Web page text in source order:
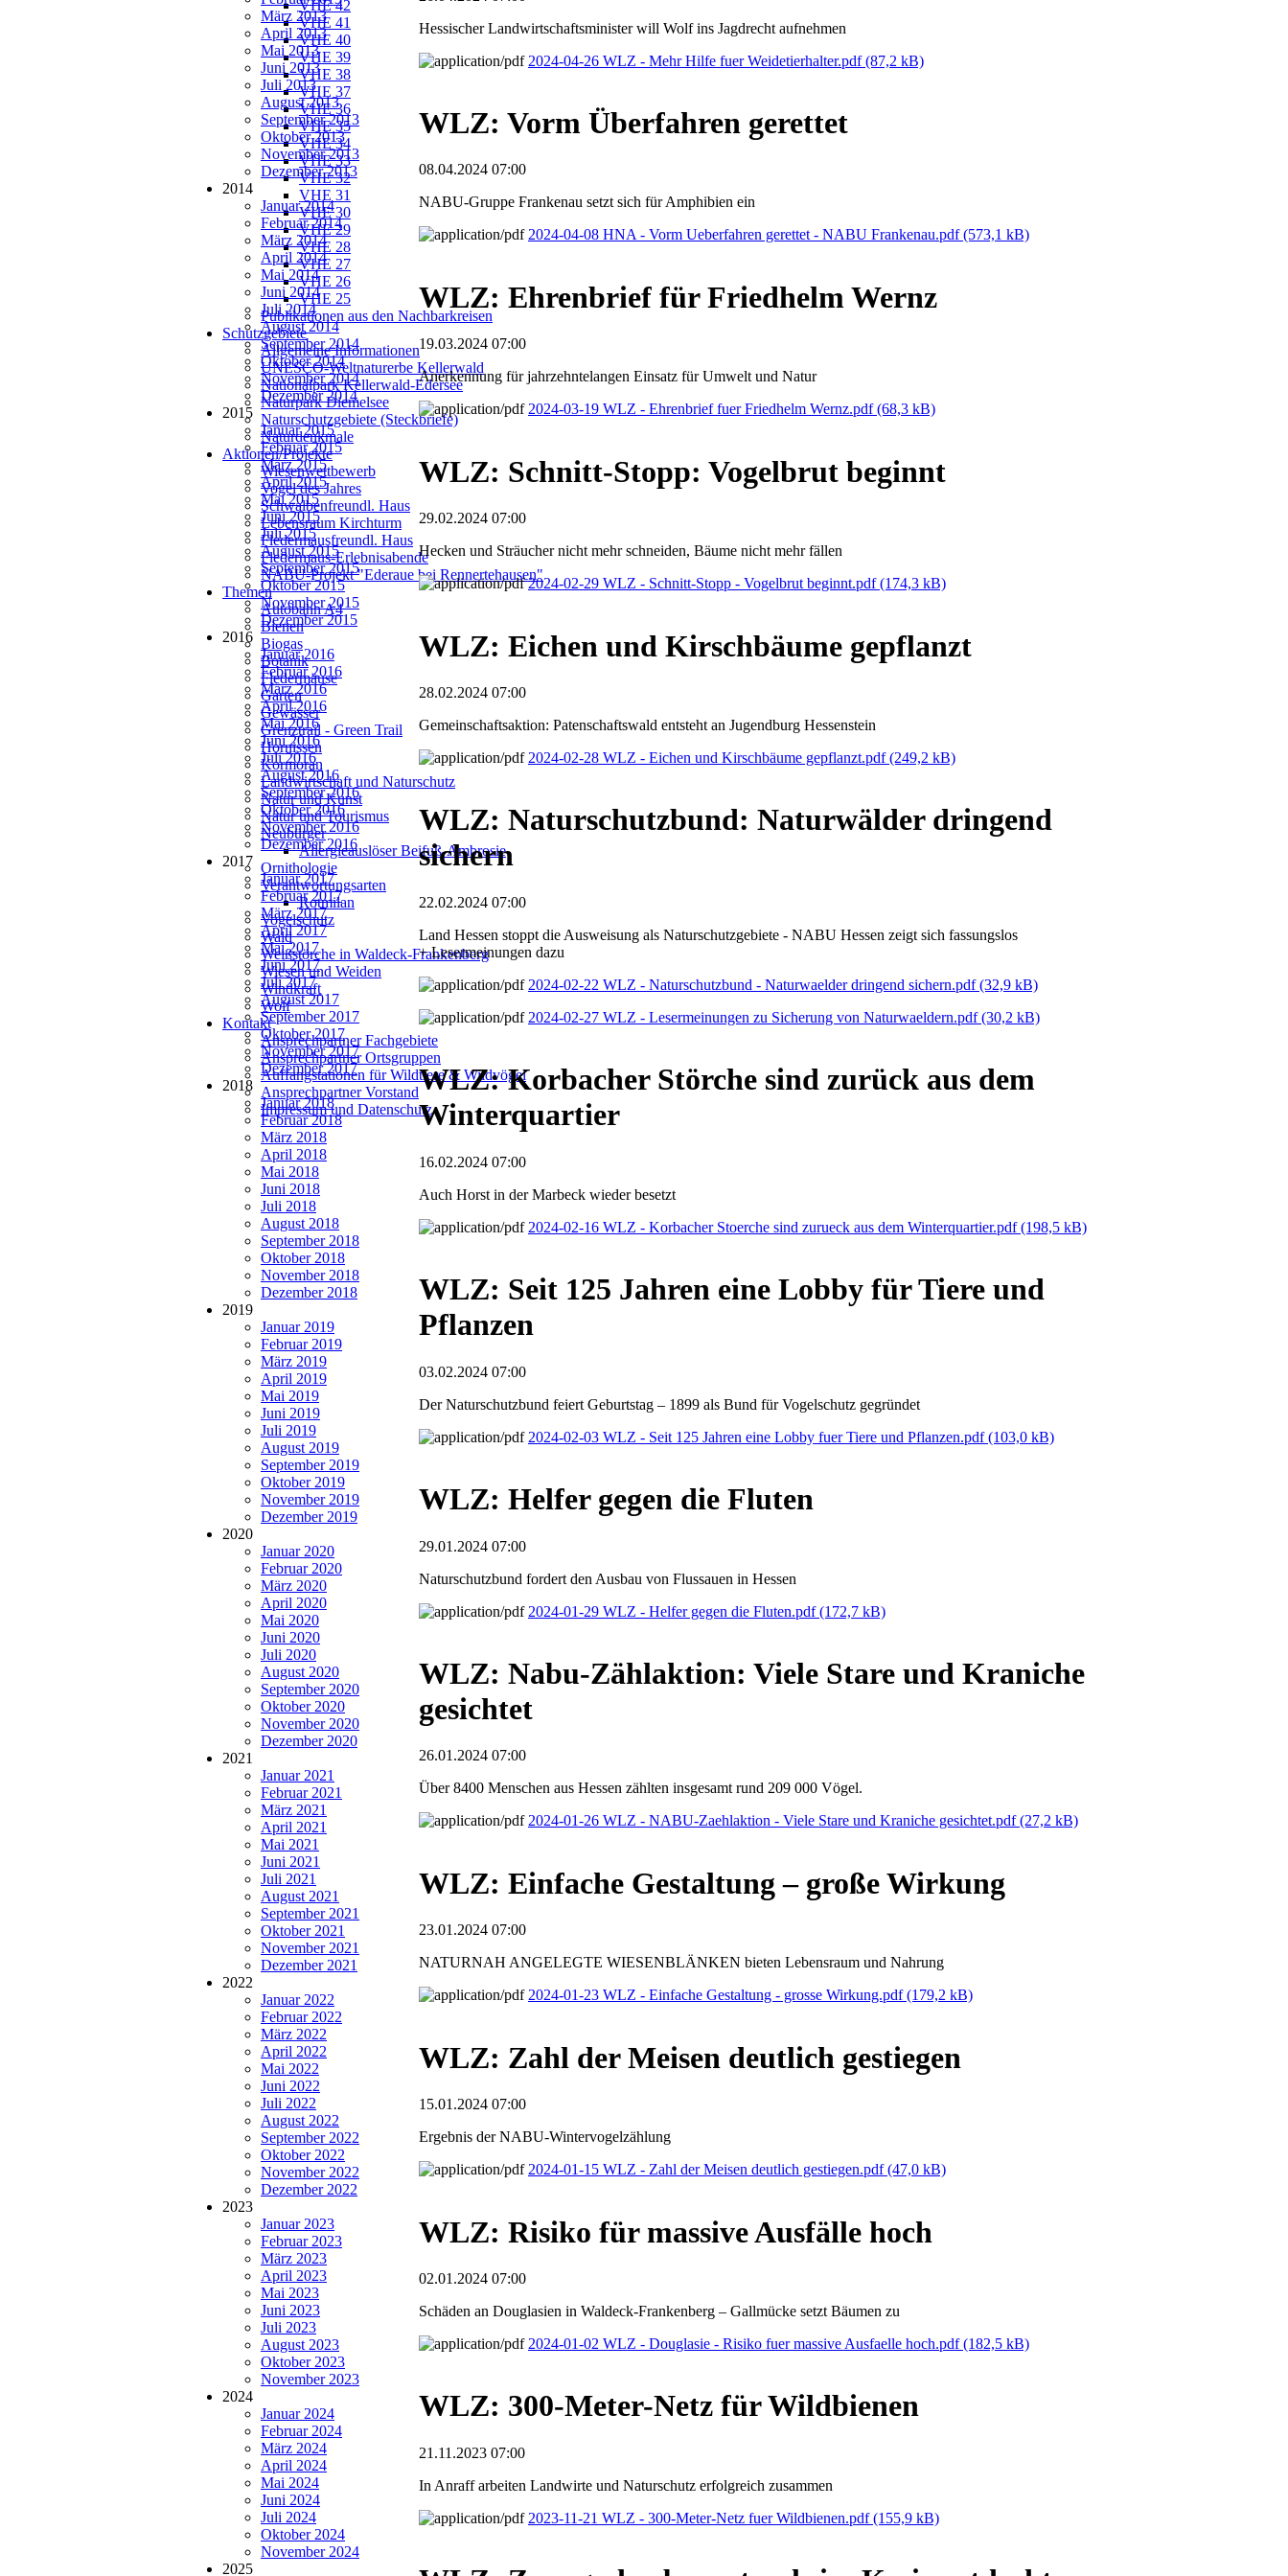
VHE 42
VHE 41
VHE 40
VHE 39
VHE 38
VHE 37
VHE 36
VHE 35
VHE 34
VHE 33
VHE 32
VHE 31
VHE 30
VHE 29
VHE 28
VHE 27
VHE 26
VHE 25
Publikationen aus den Nachbarkreisen
Schutzgebiete
Allgemeine Informationen
UNESCO-Weltnaturerbe Kellerwald
Nationalpark Kellerwald-Edersee
Naturpark Diemelsee
Naturschutzgebiete (Steckbriefe)
Naturdenkmale
Aktionen/Projekte
Wiesenwettbewerb
Vogel des Jahres
Schwalbenfreundl. Haus
Lebensraum Kirchturm
Fledermausfreundl. Haus
Fledermaus-Erlebnisabende
NABU-Projekt "Ederaue bei Rennertehausen"
Themen
Autobahn A4
Bienen
Biogas
Botanik
Fledermäuse
Garten
Gewässer
Grenztrail - Green Trail
Hornissen
Kormoran
Landwirtschaft und Naturschutz
Natur und Kunst
Natur und Tourismus
Neubürger
Allergieauslöser Beifuß-Ambrosie
Ornithologie
Verantwortungsarten
Rotmilan
Vogelschutz
Wald
Weißstörche in Waldeck-Frankenberg
Wiesen und Weiden
Windkraft
Wolf
Kontakt
Ansprechpartner Fachgebiete
Ansprechpartner Ortsgruppen
Auffangstationen für Wildtiere & Wildvögel
Ansprechpartner Vorstand
Impressum und Datenschutz
März 2013
April 2013
Mai 2013
Juni 2013
Juli 2013
August 2013
September 2013
Oktober 2013
November 2013
Dezember 2013
2014
Januar 2014
Februar 2014
März 2014
April 2014
Mai 2014
Juni 2014
Juli 2014
August 2014
September 2014
Oktober 2014
November 2014
Dezember 2014
2015
Januar 2015
Februar 2015
März 2015
April 2015
Mai 2015
Juni 2015
Juli 2015
August 2015
September 2015
Oktober 2015
November 2015
Dezember 2015
2016
Januar 2016
Februar 2016
März 2016
April 2016
Mai 2016
Juni 2016
Juli 2016
August 2016
September 2016
Oktober 2016
November 2016
Dezember 2016
2017
Januar 2017
Februar 2017
März 2017
April 2017
Mai 2017
Juni 2017
Juli 2017
August 2017
September 2017
Oktober 2017
November 2017
Dezember 2017
2018
Januar 2018
Februar 2018
März 2018
April 2018
Mai 2018
Juni 2018
Juli 2018
August 2018
September 2018
Oktober 2018
November 2018
Dezember 2018
2019
Januar 2019
Februar 2019
März 2019
April 2019
Mai 2019
Juni 2019
Juli 2019
August 2019
September 2019
Oktober 2019
November 2019
Dezember 2019
2020
Januar 2020
Februar 2020
März 2020
April 2020
Mai 2020
Juni 2020
Juli 2020
August 2020
September 2020
Oktober 2020
November 2020
Dezember 2020
2021
Januar 2021
Februar 2021
März 2021
April 2021
Mai 2021
Juni 2021
Juli 2021
August 2021
September 2021
Oktober 2021
November 2021
Dezember 2021
2022
Januar 2022
Februar 2022
März 2022
April 2022
Mai 2022
Juni 2022
Juli 2022
August 2022
September 2022
Oktober 2022
November 2022
Dezember 2022
2023
Januar 2023
Februar 2023
März 2023
April 2023
Mai 2023
Juni 2023
Juli 2023
August 2023
Oktober 2023
November 2023
2024
Januar 2024
Februar 2024
März 2024
April 2024
Mai 2024
Juni 2024
Juli 2024
Oktober 2024
November 2024
2025
Hessischer Landwirtschaftsminister will Wolf ins Jagdrecht aufnehmen
2024-04-26 WLZ - Mehr Hilfe fuer Weidetierhalter.pdf(87,2 kB)
WLZ: Vorm Überfahren gerettet
08.04.2024 07:00
NABU-Gruppe Frankenau setzt sich für Amphibien ein
2024-04-08 HNA - Vorm Ueberfahren gerettet - NABU Frankenau.pdf(573,1 kB)
WLZ: Ehrenbrief für Friedhelm Wernz
19.03.2024 07:00
Anerkennung für jahrzehntelangen Einsatz für Umwelt und Natur
2024-03-19 WLZ - Ehrenbrief fuer Friedhelm Wernz.pdf(68,3 kB)
WLZ: Schnitt-Stopp: Vogelbrut beginnt
29.02.2024 07:00
Hecken und Sträucher nicht mehr schneiden, Bäume nicht mehr fällen
2024-02-29 WLZ - Schnitt-Stopp - Vogelbrut beginnt.pdf(174,3 kB)
WLZ: Eichen und Kirschbäume gepflanzt
28.02.2024 07:00
Gemeinschaftsaktion: Patenschaftswald entsteht an Jugendburg Hessenstein
2024-02-28 WLZ - Eichen und Kirschbäume gepflanzt.pdf(249,2 kB)
WLZ: Naturschutzbund: Naturwälder dringend
sichern
22.02.2024 07:00
Land Hessen stoppt die Ausweisung als Naturschutzgebiete - NABU Hessen zeigt sich fassungslos
+ Lesermeinungen dazu
2024-02-22 WLZ - Naturschutzbund - Naturwaelder dringend sichern.pdf(32,9 kB)
2024-02-27 WLZ - Lesermeinungen zu Sicherung von Naturwaeldern.pdf(30,2 kB)
WLZ: Korbacher Störche sind zurück aus dem
Winterquartier
16.02.2024 07:00
Auch Horst in der Marbeck wieder besetzt
2024-02-16 WLZ - Korbacher Stoerche sind zurueck aus dem Winterquartier.pdf(198,5 kB)
WLZ: Seit 125 Jahren eine Lobby für Tiere und
Pflanzen
03.02.2024 07:00
Der Naturschutzbund feiert Geburtstag – 1899 als Bund für Vogelschutz gegründet
2024-02-03 WLZ - Seit 125 Jahren eine Lobby fuer Tiere und Pflanzen.pdf(103,0 kB)
WLZ: Helfer gegen die Fluten
29.01.2024 07:00
Naturschutzbund fordert den Ausbau von Flussauen in Hessen
2024-01-29 WLZ - Helfer gegen die Fluten.pdf(172,7 kB)
WLZ: Nabu-Zählaktion: Viele Stare und Kraniche
gesichtet
26.01.2024 07:00
Über 8400 Menschen aus Hessen zählten insgesamt rund 209 000 Vögel.
2024-01-26 WLZ - NABU-Zaehlaktion - Viele Stare und Kraniche gesichtet.pdf(27,2 kB)
WLZ: Einfache Gestaltung – große Wirkung
23.01.2024 07:00
NATURNAH ANGELEGTE WIESENBLÄNKEN bieten Lebensraum und Nahrung
2024-01-23 WLZ - Einfache Gestaltung - grosse Wirkung.pdf(179,2 kB)
WLZ: Zahl der Meisen deutlich gestiegen
15.01.2024 07:00
Ergebnis der NABU-Wintervogelzählung
2024-01-15 WLZ - Zahl der Meisen deutlich gestiegen.pdf(47,0 kB)
WLZ: Risiko für massive Ausfälle hoch
02.01.2024 07:00
Schäden an Douglasien in Waldeck-Frankenberg – Gallmücke setzt Bäumen zu
2024-01-02 WLZ - Douglasie - Risiko fuer massive Ausfaelle hoch.pdf(182,5 kB)
WLZ: 300-Meter-Netz für Wildbienen
21.11.2023 07:00
In Anraff arbeiten Landwirte und Naturschutz erfolgreich zusammen
2023-11-21 WLZ - 300-Meter-Netz fuer Wildbienen.pdf(155,9 kB)